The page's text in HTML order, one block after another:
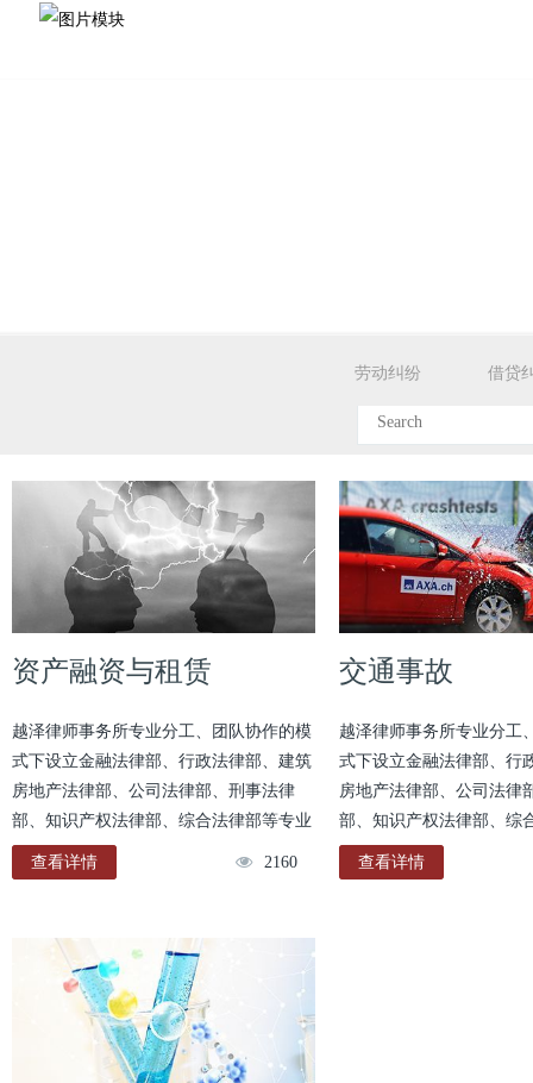
劳动纠纷 借贷
资产融资与租赁
越泽律师事务所专业分工、团队协作的模
式下设立金融法律部、行政法律部、建筑
房地产法律部、公司法律部、刑事法律
部、知识产权法律部、综合法律部等专业
部门，竭诚为国内外客户提供全方位、专
业化，涵盖银行保险、行政执法及争议、
发、国际贸易、公司购并重组、知识产
权、劳动关系等诉讼仲裁及非诉讼法律服
查看详情 2160
交通事故
越泽律师事务所专业分工
式下设立金融法律部、行
房地产法律部、公司法律
部、知识产权法律部、综
部门，竭诚为国内外客户
业化，涵盖银行保险、行
查看详情